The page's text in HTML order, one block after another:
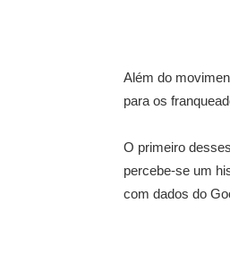
Além do
para os
O primeiro
percebe-se um
com dados do